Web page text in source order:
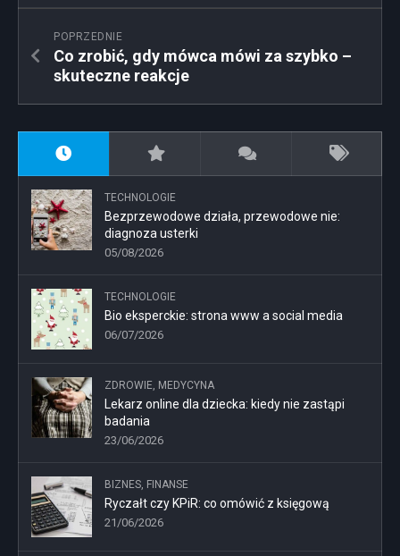
POPRZEDNIE
Co zrobić, gdy mówca mówi za szybko –
skuteczne reakcje
TECHNOLOGIE
Bezprzewodowe działa, przewodowe nie:
diagnoza usterki
05/08/2026
TECHNOLOGIE
Bio eksperckie: strona www a social media
06/07/2026
ZDROWIE, MEDYCYNA
Lekarz online dla dziecka: kiedy nie zastąpi
badania
23/06/2026
BIZNES, FINANSE
Ryczałt czy KPiR: co omówić z księgową
21/06/2026